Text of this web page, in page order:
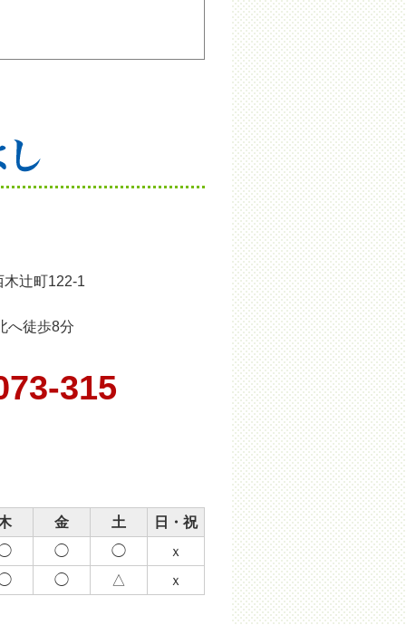
辻町122-1
へ徒歩8分
315
金 土
日・祝
◯ ◯
ｘ
◯ △ ｘ